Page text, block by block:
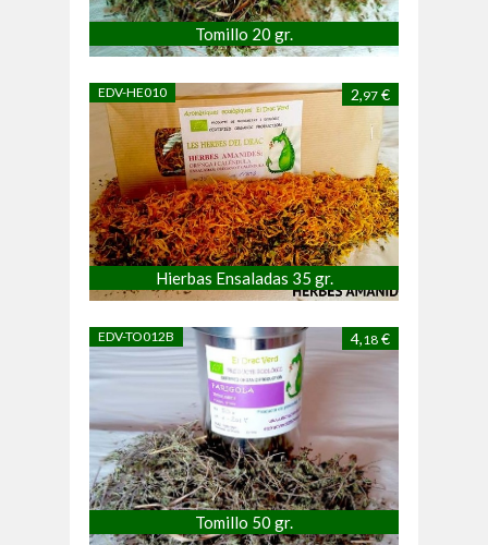
Tomillo 20 gr.
EDV-HE010 2,97 €
Hierbas Ensaladas 35 gr.
EDV-TO012B 4,18 €
Tomillo 50 gr.